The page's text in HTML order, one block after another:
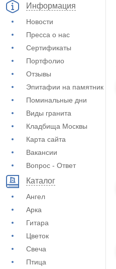
Информация
Новости
Пресса о нас
Сертификаты
Портфолио
Отзывы
Эпитафии на памятник
Поминальные дни
Виды гранита
Кладбища Москвы
Карта сайта
Вакансии
Вопрос - Ответ
Каталог
Ангел
Арка
Гитара
Цветок
Свеча
Птица